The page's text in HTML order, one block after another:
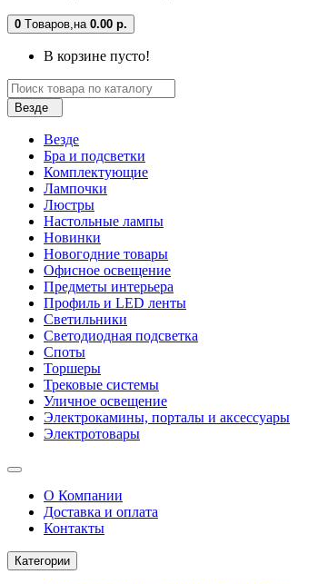
0 Tоваров,на 0.00 р.
В корзине пусто!
Везде
Везде
Бра и подсветки
Комплектующие
Лампочки
Люстры
Настольные лампы
Новинки
Новогодние товары
Офисное освещение
Предметы интерьера
Профиль и LED ленты
Светильники
Светодиодная подсветка
Споты
Торшеры
Трековые системы
Уличное освещение
Электрокамины, порталы и аксессуары
Электротовары
О Компании
Доставка и оплата
Контакты
Категории